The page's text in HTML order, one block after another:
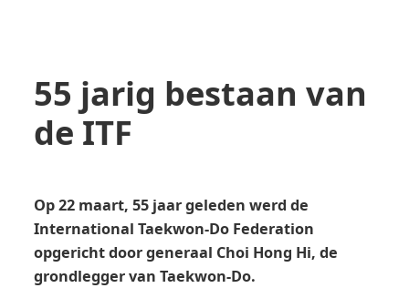
55 jarig bestaan van
de ITF
Op 22 maart, 55 jaar geleden werd de
International Taekwon-Do Federation
opgericht door generaal Choi Hong Hi, de
grondlegger van Taekwon-Do.